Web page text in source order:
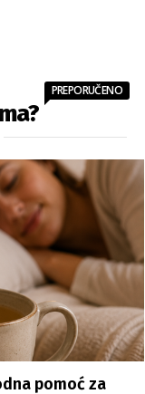
PREPORUČENO
pomoć za